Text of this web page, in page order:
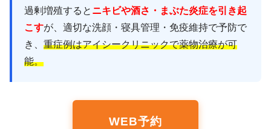
過剰増殖すると ニキビや酒さ・まぶた炎症を引き起
こすが、適切な洗顔・寝具管理・免疫維持で予防で
き、 重症例はアイシークリニックで薬物治療が可
能。
WEB予約